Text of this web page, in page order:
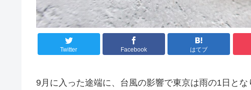
Twitter Facebook はてブ
9月に入った途端に、台風の影響で東京は雨の1日と